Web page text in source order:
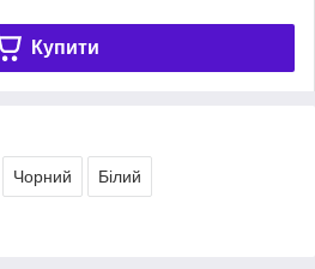
Купити
Чорний Білий